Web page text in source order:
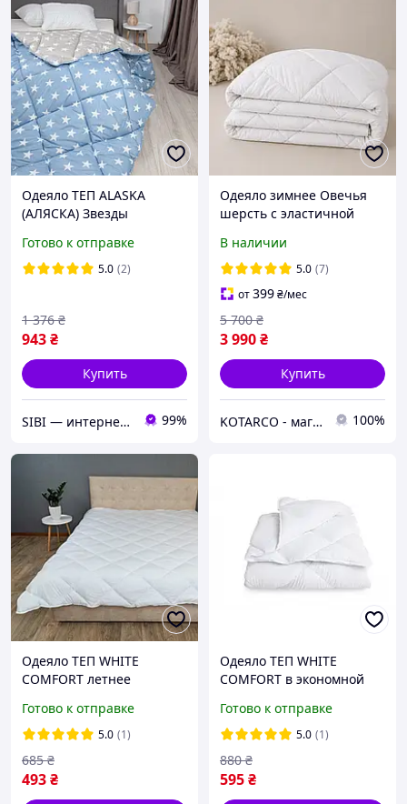
Одеяло ТЕП ALASKA
(АЛЯСКА) Звезды
Готово к отправке
5.0 (2)
943₴
1 376 ₴
Купить
SIBI — интернет-магазин товаров для дома: текстиль, одежда для всей семьи 99%
Одеяло зимнее Овечья
шерсть с эластичной
200х210 см
В наличии
5.0 (7)
от399₴/мес
3 990₴
5 700 ₴
Купить
KOTARCO - магазин постільних приналежностей 100%
Одеяло ТЕП WHITE
COMFORT летнее
Готово к отправке
5.0 (1)
493₴
685 ₴
Одеяло ТЕП WHITE
COMFORT в экономной
140х205
Готово к отправке
5.0 (1)
595₴
880 ₴